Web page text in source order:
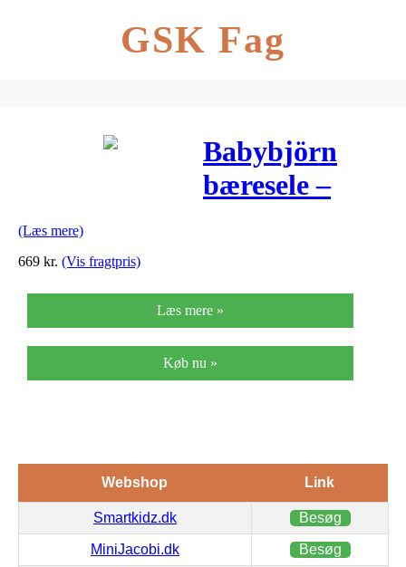
GSK Fag
Babybjörn
bæresele –
(Læs mere)
669 kr. (Vis fragtpris)
Læs mere »
Køb nu »
Webshop Link
Smartkidz.dk Besøg
MiniJacobi.dk Besøg